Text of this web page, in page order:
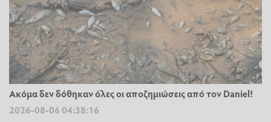
Ακόμα δεν δόθηκαν όλες οι αποζημιώσεις από τον Daniel!
2026-08-06 04:38:16